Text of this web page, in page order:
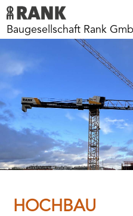
Baugesellschaft Rank
HOCHBAU